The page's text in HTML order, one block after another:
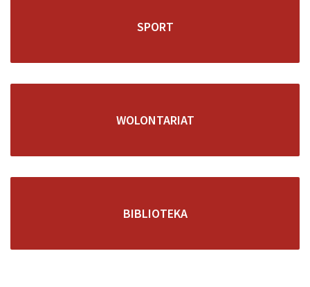
SPORT
WOLONTARIAT
BIBLIOTEKA